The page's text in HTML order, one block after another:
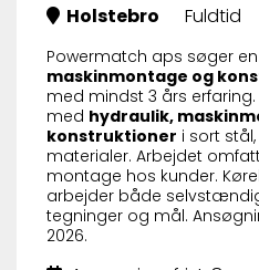
Holstebro
Fuldtid
Powermatch aps søger en
maskinmontage og
med mindst 3 års
med hydraulik,
konstruktioner i sort
materialer. Arbejdet
montage hos kunder.
arbejder både
tegninger og mål.
2026.